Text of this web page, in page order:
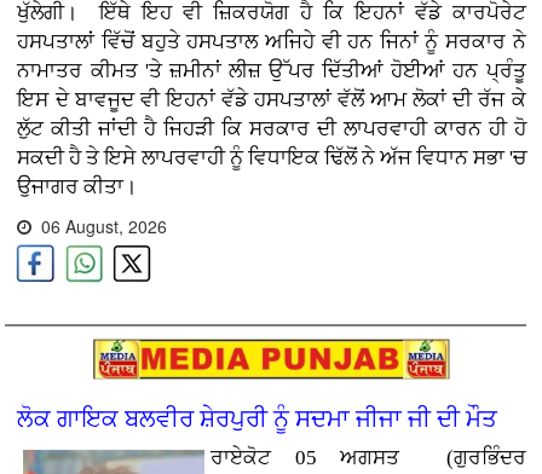
ਖੁੱਲੇਗੀ। ‌ ਇੱਥੇ ਇਹ ਵੀ ਜ਼ਿਕਰਯੋਗ ਹੈ ਕਿ ਇਹਨਾਂ ਵੱਡੇ ਕਾਰਪੋਰੇਟ
ਹਸਪਤਾਲਾਂ ਵਿੱਚੋਂ ਬਹੁਤੇ ਹਸਪਤਾਲ ਅਜਿਹੇ ਵੀ ਹਨ ਜਿਨਾਂ ਨੂੰ ਸਰਕਾਰ ਨੇ
ਨਾਮਾਤਰ ਕੀਮਤ 'ਤੇ ਜ਼ਮੀਨਾਂ ਲੀਜ਼ ਉੱਪਰ ਦਿੱਤੀਆਂ ਹੋਈਆਂ ਹਨ ਪ੍ਰੰਤੂ
ਇਸ ਦੇ ਬਾਵਜੂਦ ਵੀ ਇਹਨਾਂ ਵੱਡੇ ਹਸਪਤਾਲਾਂ ਵੱਲੋਂ ਆਮ ਲੋਕਾਂ ਦੀ ਰੱਜ ਕੇ
ਲੁੱਟ ਕੀਤੀ ਜਾਂਦੀ ਹੈ ਜਿਹੜੀ ਕਿ ਸਰਕਾਰ ਦੀ ਲਾਪਰਵਾਹੀ ਕਾਰਨ ਹੀ ਹੋ
ਸਕਦੀ ਹੈ ਤੇ ਇਸੇ ਲਾਪਰਵਾਹੀ ਨੂੰ ਵਿਧਾਇਕ ਢਿੱਲੋਂ ਨੇ ਅੱਜ ਵਿਧਾਨ ਸਭਾ 'ਚ
ਉਜਾਗਰ ਕੀਤਾ।
06 August, 2026
ਲੋਕ ਗਾਇਕ ਬਲਵੀਰ ਸ਼ੇਰਪੁਰੀ ਨੂੰ ਸਦਮਾ ਜੀਜਾ ਜੀ ਦੀ ਮੌਤ
ਰਾਏਕੋਟ 05 ਅਗਸਤ (ਗੁਰਭਿੰਦਰ